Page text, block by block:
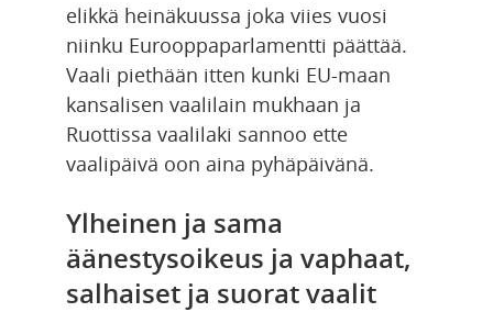
elikkä heinäkuussa joka viies vuosi
niinku Eurooppaparlamentti päättää.
Vaali piethään itten kunki EU-maan
kansalisen vaalilain mukhaan ja
Ruottissa vaalilaki sannoo ette
vaalipäivä oon aina pyhäpäivänä.
Ylheinen ja sama
äänestysoikeus ja vaphaat,
salhaiset ja suorat vaalit